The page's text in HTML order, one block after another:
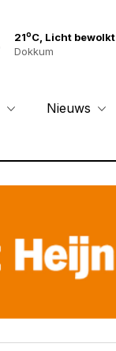
21oC, Licht bewolkt
Dokkum
Nieuws